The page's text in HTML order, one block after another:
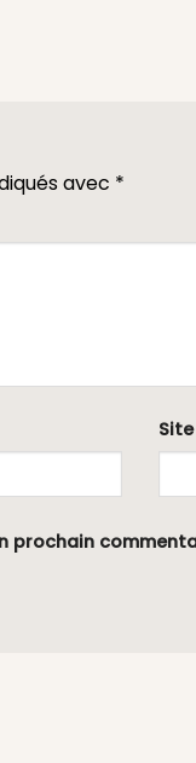
avec *
prochain